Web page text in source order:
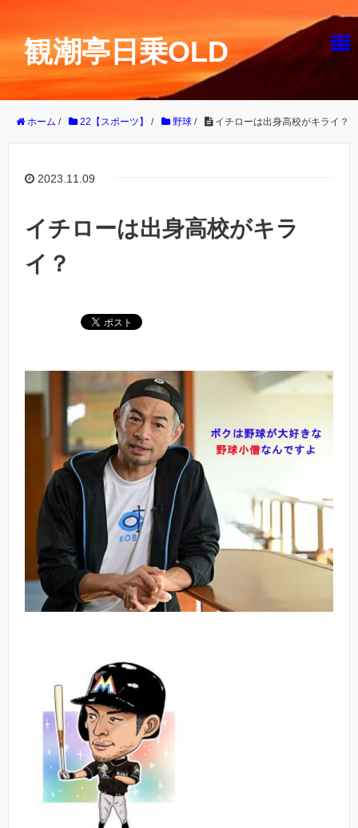
観潮亭日乗OLD
ホーム / 22【スポーツ】 / 野球 / イチローは出身高校がキライ？
2023.11.09
イチローは出身高校がキラ
イ？